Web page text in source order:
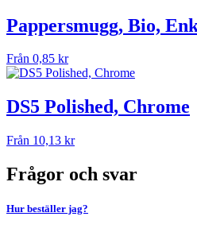
Pappersmugg, Bio,
Från 0,85 kr
DS5 Polished, Chrome
Från 10,13 kr
Frågor och svar
Hur beställer jag?